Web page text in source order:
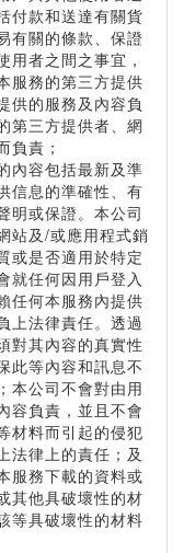
付款和送達有關貨
有關的條款、保證
用者之間之事宜，
服務的第三方提供
供的服務及內容負
第三方提供者、網
負責；
內容包括最新及準
信息的準確性、有
明或保證。本公司
站及/或應用程式銷
或是否適用於特定
就任何因用戶登入
任何本服務內提供
上法律責任。透過
對其內容的真實性
此等內容和訊息不
本公司不會對由用
容負責，並且不會
材料而引起的侵犯
法律上的責任；及
服務下載的資料或
其他具破壞性的材
等具破壞性的材料